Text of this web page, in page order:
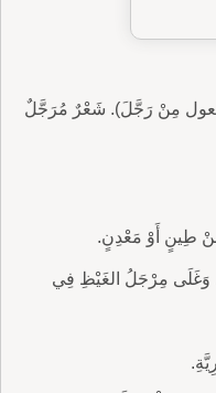
مِنْ رَجَّلَ). شَعْرٌ مُرَجَّلٌ
وَغَلَى مِرْجَلُ الغَيْظِ فِي